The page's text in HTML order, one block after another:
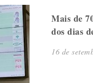
Mais de
dos dias
16 de